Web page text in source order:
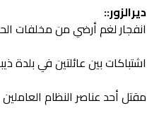
ديرالزور::
انفجار لغم أرضي من مخلفات
اشتباكات بين عائلتين في
مقتل أحد عناصر النظام